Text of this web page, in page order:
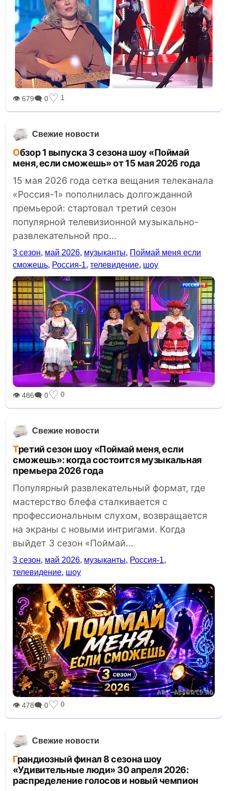
👁 679🗨 0♡ 1
Свежие новости
Обзор 1 выпуска 3 сезона шоу «Поймай
меня, если сможешь» от 15 мая 2026 года
15 мая 2026 года сетка вещания телеканала
«Россия-1» пополнилась долгожданной
премьерой: стартовал третий сезон
популярной телевизионной музыкально-
развлекательной про...
3 сезон, май 2026, музыканты, Поймай меня если
сможешь, Россия-1,телевидение, шоу
👁 486🗨 0♡ 0
Свежие новости
Третий сезон шоу «Поймай меня, если
сможешь»: когда состоится музыкальная
премьера 2026 года
Популярный развлекательный формат, где
мастерство блефа сталкивается с
профессиональным слухом, возвращается
на экраны с новыми интригами. Когда
выйдет 3 сезон «Поймай...
3 сезон, май 2026, музыканты, Россия-1,
телевидение, шоу
👁 478🗨 0♡ 0
Свежие новости
Грандиозный финал 8 сезона шоу
«Удивительные люди» 30 апреля 2026:
распределение голосов и новый чемпион